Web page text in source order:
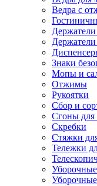
Ведра с
Знаки
Мопы и
Отжимы
Рукоятки
Сбор и
Сгоны для
Скребки
Стяжки
Тележки
Уборочные